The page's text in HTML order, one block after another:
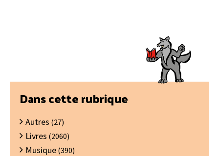
Barre
latérale
principale
Dans cette rubrique
Autres (27)
Livres (2060)
Musique (390)